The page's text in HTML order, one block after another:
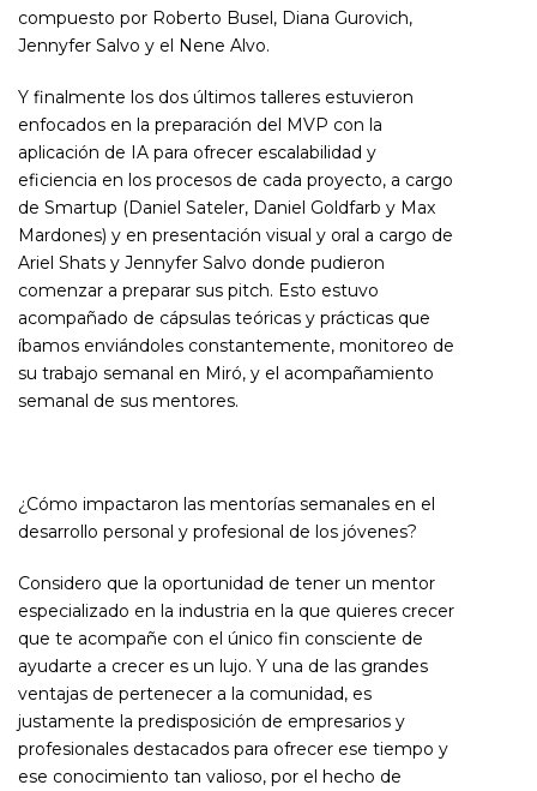
compuesto por Roberto Busel, Diana Gurovich,
Jennyfer Salvo y el Nene Alvo.
Y finalmente los dos últimos talleres estuvieron
enfocados en la preparación del MVP con la
aplicación de IA para ofrecer escalabilidad y
eficiencia en los procesos de cada proyecto, a cargo
de Smartup (Daniel Sateler, Daniel Goldfarb y Max
Mardones) y en presentación visual y oral a cargo de
Ariel Shats y Jennyfer Salvo donde pudieron
comenzar a preparar sus pitch. Esto estuvo
acompañado de cápsulas teóricas y prácticas que
íbamos enviándoles constantemente, monitoreo de
su trabajo semanal en Miró, y el acompañamiento
semanal de sus mentores.
¿Cómo impactaron las mentorías semanales en el
desarrollo personal y profesional de los jóvenes?
Considero que la oportunidad de tener un mentor
especializado en la industria en la que quieres crecer
que te acompañe con el único fin consciente de
ayudarte a crecer es un lujo. Y una de las grandes
ventajas de pertenecer a la comunidad, es
justamente la predisposición de empresarios y
profesionales destacados para ofrecer ese tiempo y
ese conocimiento tan valioso, por el hecho de